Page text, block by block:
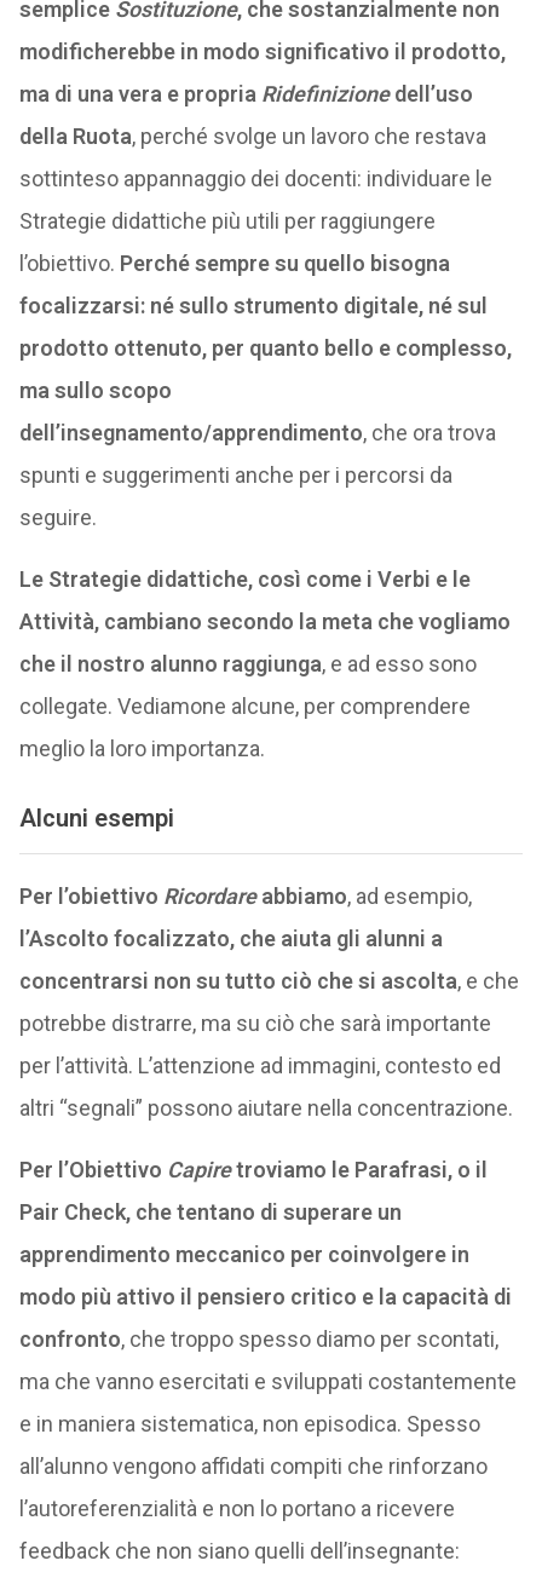
semplice Sostituzione, che sostanzialmente non
modificherebbe in modo significativo il prodotto,
ma di una vera e propria Ridefinizionedell’uso
della Ruota, perché svolge un lavoro che restava
sottinteso appannaggio dei docenti: individuare le
Strategie didattiche più utili per raggiungere
l’obiettivo. Perché sempre su quello bisogna
focalizzarsi: né sullo strumento digitale, né sul
prodotto ottenuto, per quanto bello e complesso,
ma sullo scopo
dell’insegnamento/apprendimento, che ora trova
spunti e suggerimenti anche per i percorsi da
seguire.
Le Strategie didattiche, così come i Verbi e le
Attività, cambiano secondo la meta che vogliamo
che il nostro alunno raggiunga, e ad esso sono
collegate. Vediamone alcune, per comprendere
meglio la loro importanza.
Alcuni esempi
Per l’obiettivo Ricordareabbiamo, ad esempio,
l’Ascolto focalizzato, che aiuta gli alunni a
concentrarsi non su tutto ciò che si ascolta, e che
potrebbe distrarre, ma su ciò che sarà importante
per l’attività. L’attenzione ad immagini, contesto ed
altri “segnali” possono aiutare nella concentrazione.
Per l’Obiettivo Capiretroviamo le Parafrasi, o il
Pair Check, che tentano di superare un
apprendimento meccanico per coinvolgere in
modo più attivo il pensiero critico e la capacità di
confronto, che troppo spesso diamo per scontati,
ma che vanno esercitati e sviluppati costantemente
e in maniera sistematica, non episodica. Spesso
all’alunno vengono affidati compiti che rinforzano
l’autoreferenzialità e non lo portano a ricevere
feedback che non siano quelli dell’insegnante: